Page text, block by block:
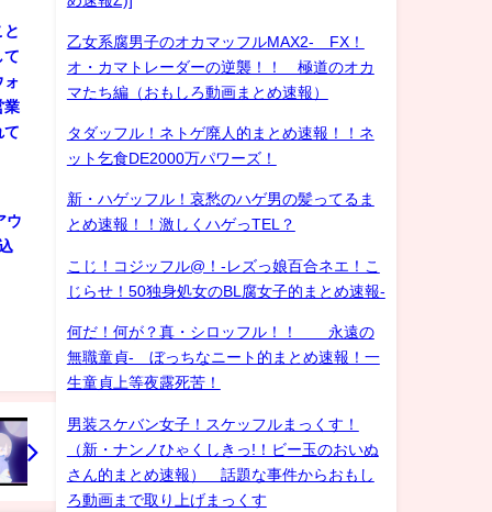
て
ォ
業
て
ウ
乙女系腐男子のオカマッフルMAX2- FX！
オ・カマトレーダーの逆襲！！ 極道のオカ
マたち編（おもしろ動画まとめ速報）
タダッフル！ネトゲ廃人的まとめ速報！！ネ
ット乞食DE2000万パワーズ！
新・ハゲッフル！哀愁のハゲ男の髪ってるま
とめ速報！！激しくハゲっTEL？
こじ！コジッフル@！-レズっ娘百合ネエ！こ
じらせ！50独身処女のBL腐女子的まとめ速報-
何だ！何が？真・シロッフル！！ 永遠の
無職童貞- ぼっちなニート的まとめ速報！一
生童貞上等夜露死苦！
男装スケバン女子！スケッフルまっくす！
（新・ナンノひゃくしきっ!！ビー玉のおいぬ
さん的まとめ速報） 話題な事件からおもし
ろ動画まで取り上げまっくす